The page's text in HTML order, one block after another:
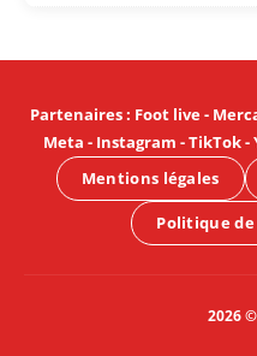
Partenaires: Foot live-
Meta - Instagram -TikTok-
Mentions légales
Politique
2026